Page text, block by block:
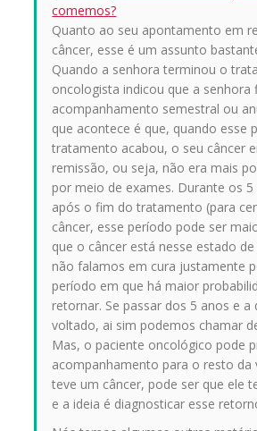
comemos?
Quanto ao seu apontamento em
câncer, esse é um assunto
Quando a senhora terminou o
oncologista indicou que a senhora
acompanhamento semestral ou
que acontece é que, quando esse
tratamento acabou, o seu câncer
remissão, ou seja, não era mais
por meio de exames. Durante os
após o fim do tratamento (para
câncer, esse período pode ser
que o câncer está nesse estado
não falamos em cura justamente
período em que há maior
retornar. Se passar dos 5 anos e
voltado, ai sim podemos chamar
Mas, o paciente oncológico pode
acompanhamento para o resto da
teve um câncer, pode ser que ele
e a ideia é diagnosticar esse